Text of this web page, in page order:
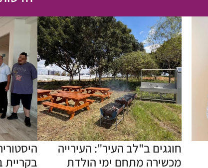
חוגגים ב"לב העיר": העירייה
מכשירה מתחם ימי הולדת